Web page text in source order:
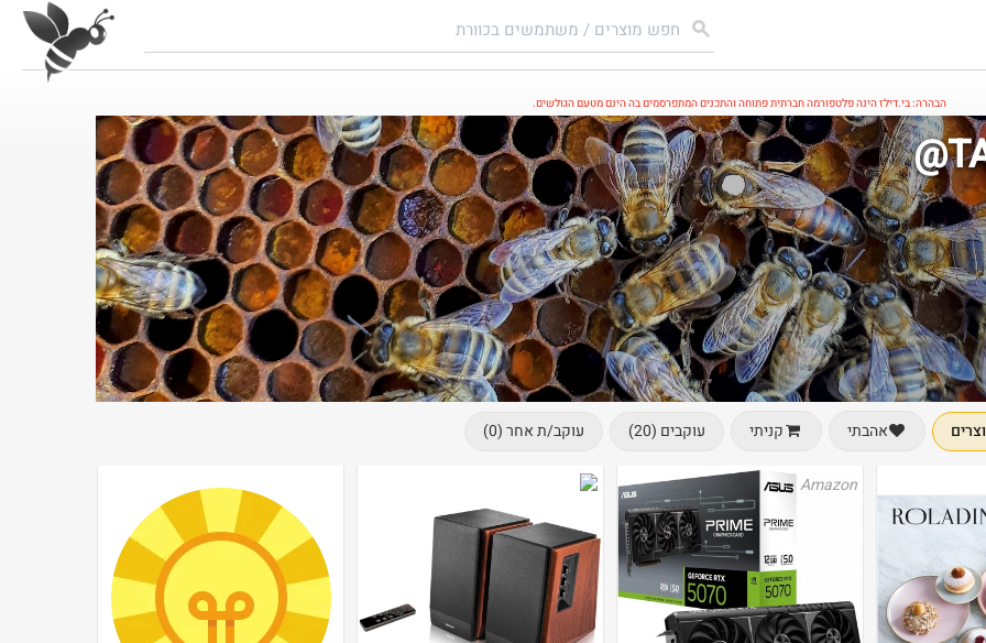
הבהרה: בי.דילז הינה פלטפורמה חברתית פתוחה והתכנים המתפרסמים בה הינם מטעם הגולשים.
אהבתי קניתי עוקבים (20) עוקב/ת אחר (0)
Amazon